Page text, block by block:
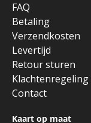
FAQ
Betaling
Verzendkosten
Levertijd
Retour sturen
Klachtenregeling
Contact
Kaart op maat